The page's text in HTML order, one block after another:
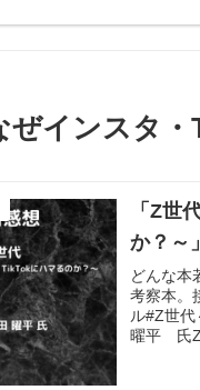
ぜインスタ
「Z世
か？～
どんな本
考察本。
ル#Z世代
曜平 氏Z